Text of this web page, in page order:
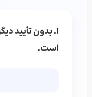
با ما
1. بدون تأیید
است.